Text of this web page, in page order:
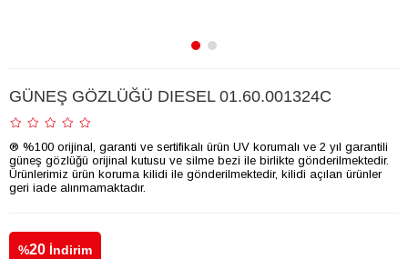
GÜNEŞ GÖZLÜĞÜ DIESEL 01.60.001324C
® %100 orijinal, garanti ve sertifikalı ürün UV korumalı ve 2 yıl garantili
güneş gözlüğü orijinal kutusu ve silme bezi ile birlikte gönderilmektedir.
Ürünlerimiz ürün koruma kilidi ile gönderilmektedir, kilidi açılan ürünler
geri iade alınmamaktadır.
%20 İndirim